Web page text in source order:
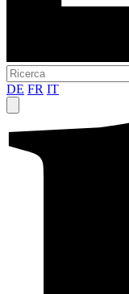
DE FR IT